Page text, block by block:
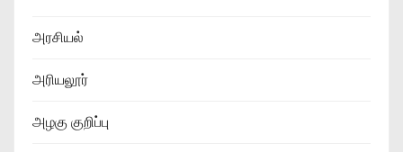
அரசியல்
அரியலூர்
அழகு குறிப்பு